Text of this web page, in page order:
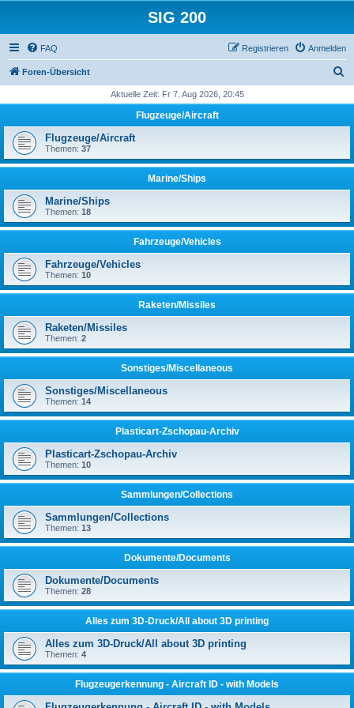
SIG 200
FAQ Anmelden
Registrieren
Foren-Übersicht
h
Aktuelle Zeit: Fr 7. Aug 2026, 20:45
Flugzeuge/Aircraft
Flugzeuge/Aircraft
Themen: 37
Marine/Ships
Marine/Ships
Themen: 18
Fahrzeuge/Vehicles
Fahrzeuge/Vehicles
Themen: 10
Raketen/Missiles
Raketen/Missiles
Themen: 2
Sonstiges/Miscellaneous
Sonstiges/Miscellaneous
Themen: 14
Plasticart-Zschopau-Archiv
Plasticart-Zschopau-Archiv
Themen: 10
Sammlungen/Collections
Sammlungen/Collections
Themen: 13
Dokumente/Documents
Dokumente/Documents
Themen: 28
Alles zum 3D-Druck/All about 3D printing
Alles zum 3D-Druck/All about 3D printing
Themen: 4
Flugzeugerkennung - Aircraft ID - with Models